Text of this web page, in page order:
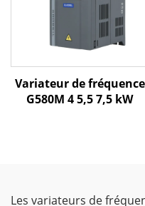
Variateur de fréquence
G580M 4 5,5 7,5 kW
Les variateurs de